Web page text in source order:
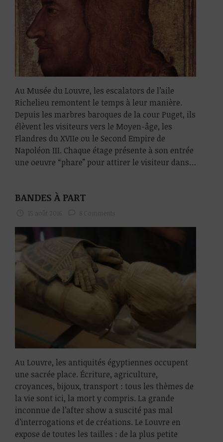
Au Musée du Louvre, les escalators de l’aile
Richelieu remontent le temps à leur manière.
Depuis les marbres baroques de la cour Puget, ils
élèvent les visiteurs vers le Moyen-âge, les
Flandres du XVIIe ou le Second Empire de
Napoléon III. Chaque étage présente à son entrée
une oeuvre “phare” pour attirer le visiteur dans…
BANDES À PART
Au Louvre, les antiquités égyptiennes occupent
une sacrée place. Écriture, agriculture,
croyances, bijoux, transport : tous les thèmes de
la vie sont ici, la mort y compris. La grande
inconnue de l’after show a suscité pas mal
d’interrogations et de créations. Le Louvre en
expose de toutes les tailles : de la plus petite